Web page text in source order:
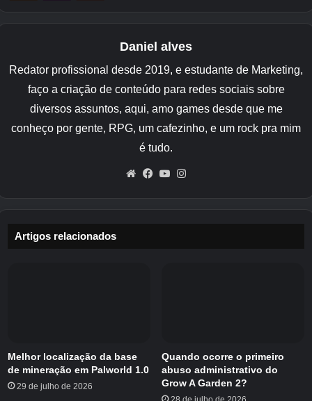
evento Well Armed:Daniel alves
Redator profissional desde 2019, e estudante de Marketing,
faço a criação de conteúdo para redes sociais sobre
diversos assuntos, aqui, amo games desde que me
conheço por gente, RPG, um cafezinho, e um rock pra mim
é tudo.
WebsiteFacebook
YouTube
Artigos relacionados
Melhor localização da base
de mineração em Palworld 1.0
29 de julho de 2026
Quando ocorre o primeiro
abuso administrativo do
Grow A Garden 2?